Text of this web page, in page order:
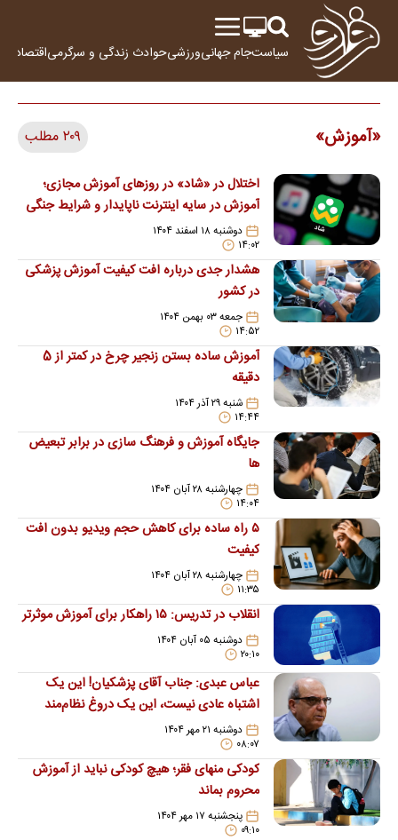
سیاستجام جهانیورزشیحوادث زندگی و سرگرمیاقتصاد
آموزش ۲۰۹ مطلب
اختلال در «شاد» در روزهای آموزش مجازی؛
آموزش در سایه اینترنت ناپایدار و شرایط جنگی
دوشنبه ۱۸ اسفند ۱۴۰۴
۱۴:۰۲
هشدار جدی درباره افت کیفیت آموزش پزشکی
در کشور
جمعه ۰۳ بهمن ۱۴۰۴
۱۴:۵۲
آموزش ساده بستن زنجیر چرخ در کمتر از 5
دقیقه
شنبه ۲۹ آذر ۱۴۰۴
۱۴:۴۴
جایگاه آموزش و فرهنگ سازی در برابر تبعیض
ها
چهارشنبه ۲۸ آبان ۱۴۰۴
۱۴:۰۴
۵ راه ساده برای کاهش حجم ویدیو بدون افت
کیفیت
چهارشنبه ۲۸ آبان ۱۴۰۴
۱۱:۳۵
انقلاب در تدریس: ۱۵ راهکار برای آموزش موثرتر
دوشنبه ۰۵ آبان ۱۴۰۴
۲۰:۱۰
عباس عبدی: جناب آقای پزشکیان! این یک
اشتباه عادی نیست، این یک دروغ نظام‌مند
استدوشنبه ۲۱ مهر ۱۴۰۴
۰۸:۰۷
کودکی منهای فقر؛ هیچ کودکی نباید از آموزش
محروم بماند
پنجشنبه ۱۷ مهر ۱۴۰۴
۰۹:۱۰